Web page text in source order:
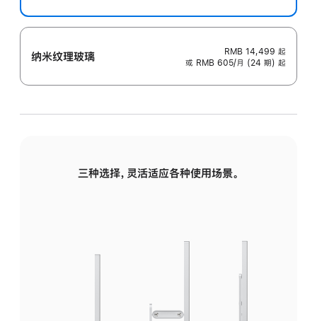
纳米纹理玻璃 RMB 14,499 起
或 RMB 605/月 (24 期) 起
三种选择，灵活适应各种使用场景。